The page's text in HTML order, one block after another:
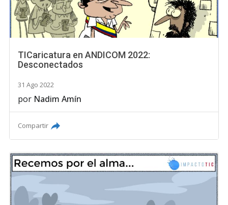
TICaricatura en ANDICOM 2022:
Desconectados
31 Ago 2022
por Nadim Amín
Compartir